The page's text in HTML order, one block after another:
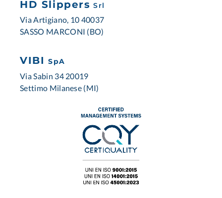
HD Slippers Srl
Via Artigiano, 10 40037
SASSO MARCONI (BO)
VIBI SpA
Via Sabin 34 20019
Settimo Milanese (MI)